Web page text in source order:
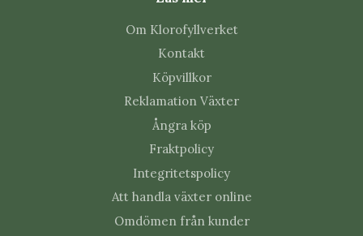
Om Klorofyllverket
Kontakt
Köpvillkor
Reklamation Växter
Ångra köp
Fraktpolicy
Integritetspolicy
Att handla växter online
Omdömen från kunder